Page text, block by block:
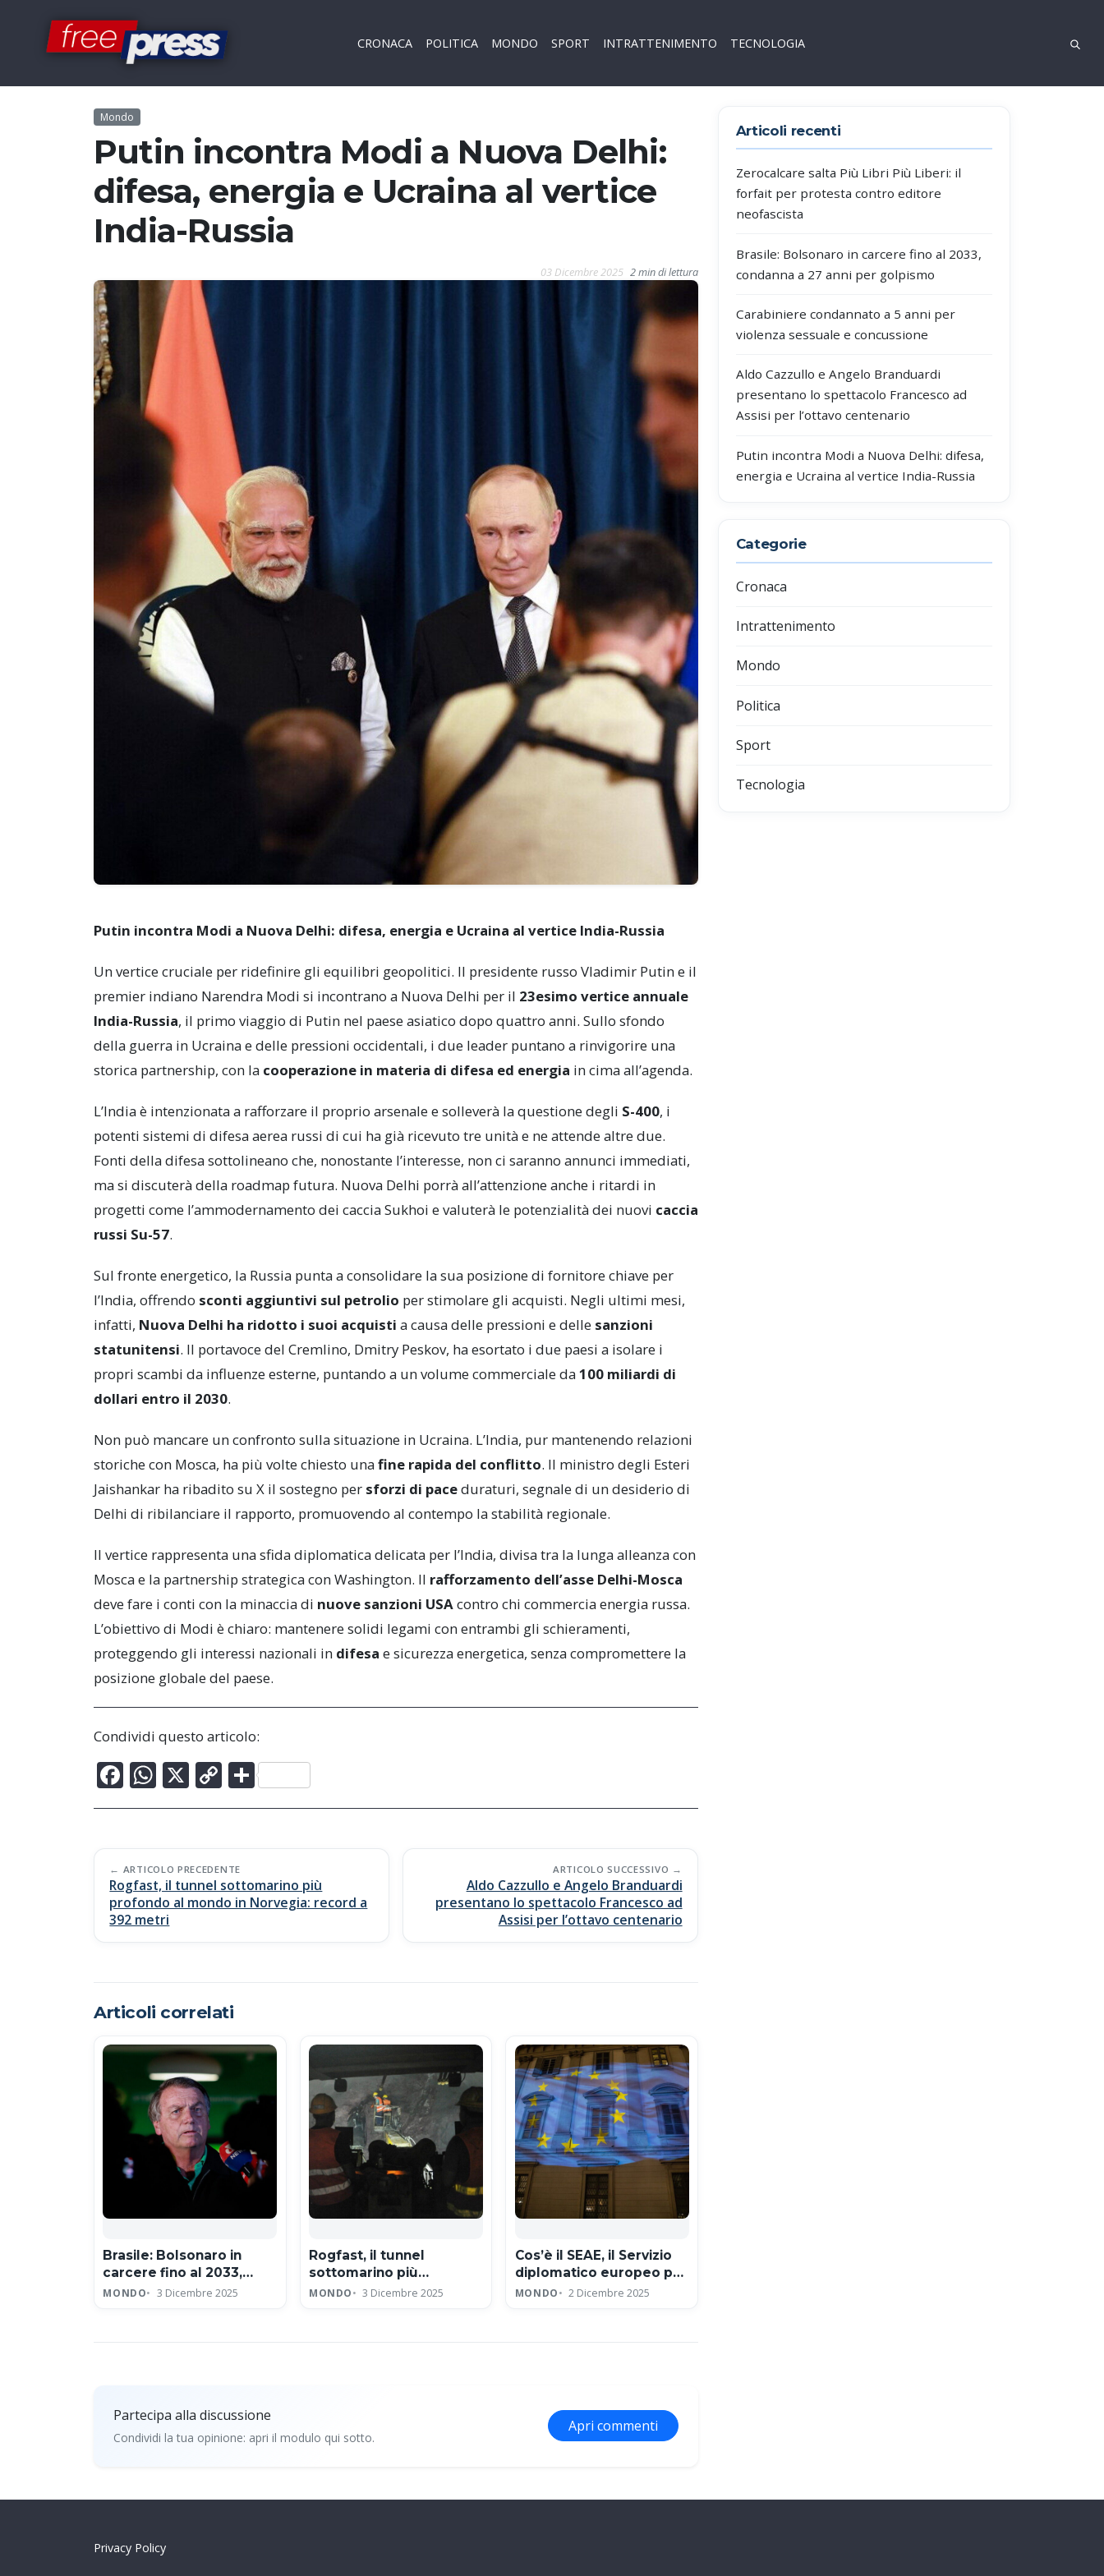
CRONACA POLITICA MONDO SPORT INTRATTENIMENTO TECNOLOGIA
Mondo
Putin incontra Modi a Nuova Delhi:
difesa, energia e Ucraina al vertice
India-Russia
03 Dicembre 2025 2 min di lettura
Putin incontra Modi a Nuova Delhi: difesa, energia e Ucraina al vertice India-Russia
Un vertice cruciale per ridefinire gli equilibri geopolitici. Il presidente russo Vladimir Putin e il
premier indiano Narendra Modi si incontrano a Nuova Delhi per il 23esimo vertice annuale
India-Russia, il primo viaggio di Putin nel paese asiatico dopo quattro anni. Sullo sfondo
della guerra in Ucraina e delle pressioni occidentali, i due leader puntano a rinvigorire una
storica partnership, con la cooperazione in materia di difesa ed energia in cima all’agenda.
L’India è intenzionata a rafforzare il proprio arsenale e solleverà la questione degli S-400, i
potenti sistemi di difesa aerea russi di cui ha già ricevuto tre unità e ne attende altre due.
Fonti della difesa sottolineano che, nonostante l’interesse, non ci saranno annunci immediati,
ma si discuterà della roadmap futura. Nuova Delhi porrà all’attenzione anche i ritardi in
progetti come l’ammodernamento dei caccia Sukhoi e valuterà le potenzialità dei nuovi caccia
russi Su-57.
Sul fronte energetico, la Russia punta a consolidare la sua posizione di fornitore chiave per
l’India, offrendo sconti aggiuntivi sul petrolio per stimolare gli acquisti. Negli ultimi mesi,
infatti, Nuova Delhi ha ridotto i suoi acquisti a causa delle pressioni e delle sanzioni
statunitensi. Il portavoce del Cremlino, Dmitry Peskov, ha esortato i due paesi a isolare i
propri scambi da influenze esterne, puntando a un volume commerciale da100 miliardi di
dollari entro il 2030.
Non può mancare un confronto sulla situazione in Ucraina. L’India, pur mantenendo relazioni
storiche con Mosca, ha più volte chiesto unafine rapida del conflitto. Il ministro degli Esteri
Jaishankar ha ribadito su X il sostegno per sforzi di paceduraturi, segnale di un desiderio di
Delhi di ribilanciare il rapporto, promuovendo al contempo la stabilità regionale.
Il vertice rappresenta una sfida diplomatica delicata per l’India, divisa tra la lunga alleanza con
Mosca e la partnership strategica con Washington. Il rafforzamento dell’asse Delhi-Mosca
deve fare i conti con la minaccia di nuove sanzioni USAcontro chi commercia energia russa.
L’obiettivo di Modi è chiaro: mantenere solidi legami con entrambi gli schieramenti,
proteggendo gli interessi nazionali in difesa e sicurezza energetica, senza compromettere la
posizione globale del paese.
Condividi questo articolo:
F
ac
b
o
o
k
W
h
s
A
p
p
X C
o
y
Li
n
k
C
o
di
vi
di
Post
navigation
ARTICOLO PRECEDENTE
Rogfast, il tunnel sottomarino più
profondo al mondo in Norvegia: record a
392 metri
ARTICOLO SUCCESSIVO
Aldo Cazzullo e Angelo Branduardi
presentano lo spettacolo Francesco ad
Assisi per l’ottavo centenario
Articoli correlati
Brasile: Bolsonaro in
carcere fino al 2033,
condanna a 27 anni per
MONDO 3 Dicembre 2025
Rogfast, il tunnel
sottomarino più
profondo al mondo in
MONDO 3 Dicembre 2025
Cos’è il SEAE, il Servizio
diplomatico europeo per
la politica estera dell’Ue
MONDO 2 Dicembre 2025
Partecipa alla discussione
Condividi la tua opinione: apri il modulo qui sotto.
Apri commenti
Articoli recenti
Zerocalcare salta Più Libri Più Liberi: il
forfait per protesta contro editore
neofascista
Brasile: Bolsonaro in carcere fino al 2033,
condanna a 27 anni per golpismo
Carabiniere condannato a 5 anni per
violenza sessuale e concussione
Aldo Cazzullo e Angelo Branduardi
presentano lo spettacolo Francesco ad
Assisi per l’ottavo centenario
Putin incontra Modi a Nuova Delhi: difesa,
energia e Ucraina al vertice India-Russia
Categorie
Cronaca
Intrattenimento
Mondo
Politica
Sport
Tecnologia
Privacy Policy